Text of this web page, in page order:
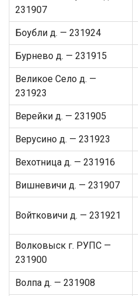
231907
Боубли д. — 231924
Бурнево д. — 231915
Великое Село д. —
231923
Верейки д. — 231905
Верусино д. — 231923
Вехотница д. — 231916
Вишневичи д. — 231907
Войтковичи д. — 231921
Волковыск г. РУПС —
231900
Волпа д. — 231908